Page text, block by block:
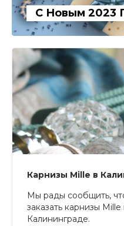
С Новым 2023
Карнизы Mille в
Мы рады сообщить,
заказать карнизы
Калининграде.